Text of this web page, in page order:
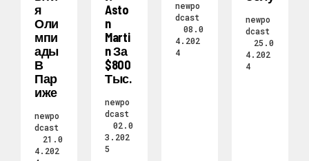
Я
Оли
Мпи
Ады
В
Пар
Иже
newpo
dcast
21.0
4.202
Asto
N
Marti
N За
$800
Тыс.
newpo
dcast
02.0
3.202
5
newpo
dcast
08.0
4.202
4
newpo
dcast
25.0
4.202
4